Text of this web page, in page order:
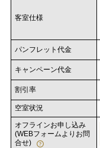
客室仕様
パンフレット代金
キャンペーン代金
割引率
空室状況
オフラインお申し込み
(WEBフォームよりお問
合せ)